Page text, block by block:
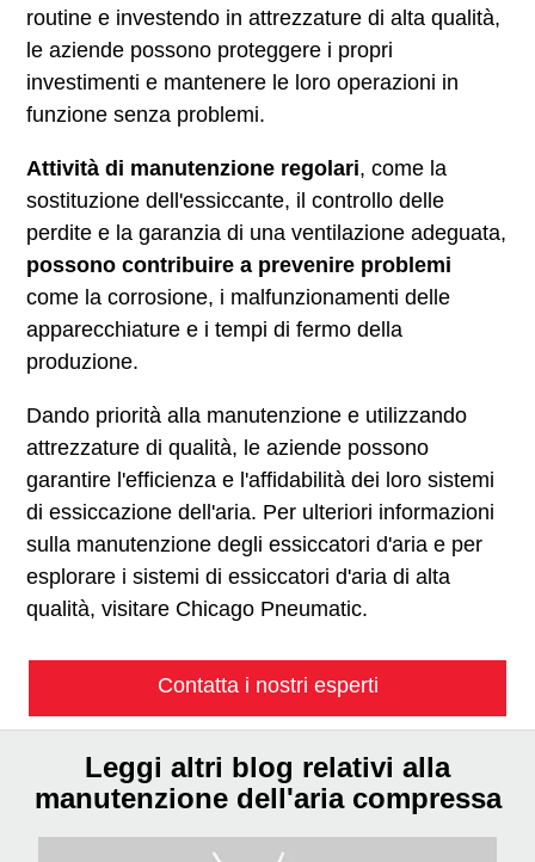
routine e investendo in attrezzature di alta qualità,
le aziende possono proteggere i propri
investimenti e mantenere le loro operazioni in
funzione senza problemi.
Attività di manutenzione regolari, come la
sostituzione dell'essiccante, il controllo delle
perdite e la garanzia di una ventilazione adeguata,
possono contribuire a prevenire problemi
come la corrosione, i malfunzionamenti delle
apparecchiature e i tempi di fermo della
produzione.
Dando priorità alla manutenzione e utilizzando
attrezzature di qualità, le aziende possono
garantire l'efficienza e l'affidabilità dei loro sistemi
di essiccazione dell'aria. Per ulteriori informazioni
sulla manutenzione degli essiccatori d'aria e per
esplorare i sistemi di essiccatori d'aria di alta
qualità, visitare Chicago Pneumatic.
Contatta i nostri esperti
Leggi altri blog relativi alla
manutenzione dell'aria compressa